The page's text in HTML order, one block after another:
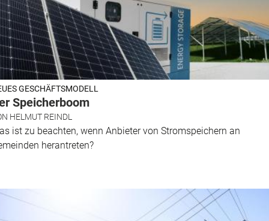
GESCHÄFTSMODELL
Speicherboom
HELMUT REINDL
ist zu beachten, wenn Anbieter von Stromspeichern an
herantreten?